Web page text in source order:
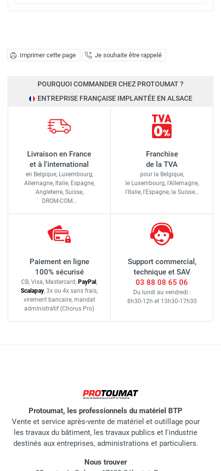
Imprimer cette page Je souhaite être rappelé
POURQUOI COMMANDER CHEZ PROTOUMAT ?
ENTREPRISE FRANÇAISE IMPLANTÉE EN ALSACE
Livraison en France
et à l'international
en Belgique, Luxembourg,
Allemagne, Italie, Espagne,
Angleterre, Suisse,
DROM-COM…
Franchise
de la TVA
pour la Belgique,
le Luxembourg, l'Allemagne,
l'Italie, l'Espagne, la Suisse…
Paiement en ligne
100% sécurisé
CB, Visa, Mastercard, PayPal ,
Scalapay, 3x ou 4x sans frais,
virement bancaire, mandat
administratif (Chorus Pro)
Support commercial,
technique et SAV
03 88 08 65 06
Du lundi au vendredi :
8h30-12h et 13h30-17h30
Protoumat, les professionnels du matériel BTP
Vente et service après-vente de matériel et outillage pour
les travaux du bâtiment, les travaux publics et l'industrie
destinés aux entreprises, administrations et particuliers.
Nous trouver